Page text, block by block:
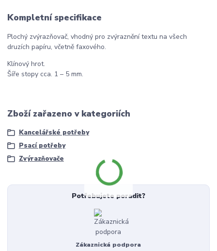
Kompletní specifikace
Plochý zvýrazňovač, vhodný pro zvýraznění textu na všech
druzích papíru, včetně faxového.
Klínový hrot.
Šíře stopy cca. 1 – 5 mm.
Zboží zařazeno v kategoriích
Kancelářské potřeby
Psací potřeby
Zvýrazňovače
Potřebujete poradit?
Zákaznická podpora